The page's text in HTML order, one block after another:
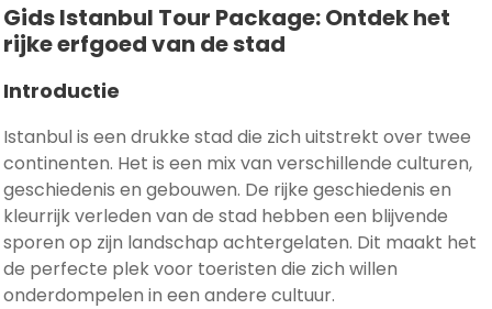
Gids Istanbul Tour Package: Ontdek het
rijke erfgoed van de stad
Introductie
Istanbul is een drukke stad die zich uitstrekt over twee
continenten. Het is een mix van verschillende culturen,
geschiedenis en gebouwen. De rijke geschiedenis en
kleurrijk verleden van de stad hebben een blijvende
sporen op zijn landschap achtergelaten. Dit maakt het
de perfecte plek voor toeristen die zich willen
onderdompelen in een andere cultuur.